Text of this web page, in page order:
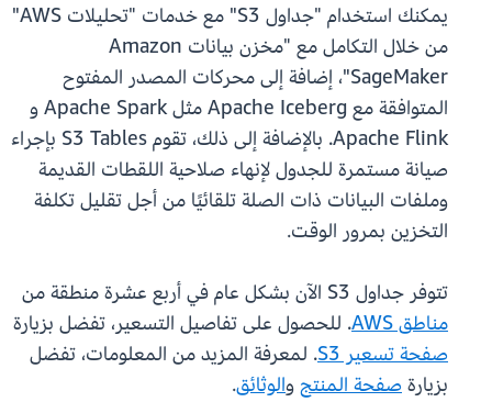
يمكنك استخدام "جداول S3" مع خدمات "تحليلات AWS"
من خلال التكامل مع "مخزن بيانات Amazon
SageMaker"، إضافة إلى محركات المصدر المفتوح
المتوافقة مع Apache Iceberg مثل Apache Spark و
Apache Flink. بالإضافة إلى ذلك، تقوم S3 Tables بإجراء
صيانة مستمرة للجدول لإنهاء صلاحية اللقطات القديمة
وملفات البيانات ذات الصلة تلقائيًا من أجل تقليل تكلفة
التخزين بمرور الوقت.
تتوفر جداول S3 الآن بشكل عام في أربع عشرة منطقة من
مناطق AWS
. للحصول على تفاصيل التسعير، تفضل بزيارة
صفحة تسعير S3
. لمعرفة المزيد من المعلومات، تفضل
بزيارةصفحة المنتجوالوثائق.